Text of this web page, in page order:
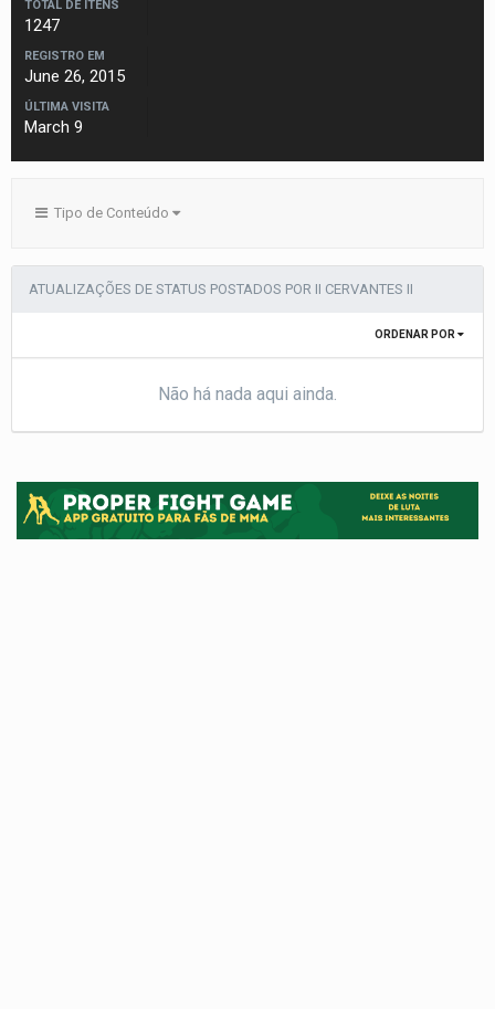
TOTAL DE ITENS
1247
REGISTRO EM
June 26, 2015
ÚLTIMA VISITA
March 9
Tipo de Conteúdo
ATUALIZAÇÕES DE STATUS POSTADOS POR II CERVANTES II
ORDENAR POR
Não há nada aqui ainda.